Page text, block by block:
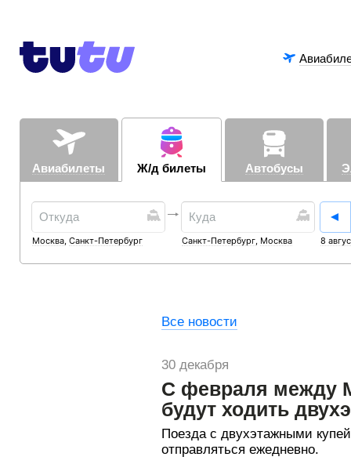
Авиабилеты Ж/д билеты Автобусы
Москва, Санкт-Петербург Санкт-Петербург, Москва 8
Все новости
30 декабря
С февраля между
будут ходить
Поезда с двухэтажными
отправляться ежедневно.